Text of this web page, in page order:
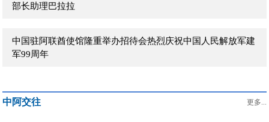
军99周年
驻阿联酋大使曾继新到任拜会阿治曼王储兼执行委员会主席阿
马尔
默德
中阿交往 更多...